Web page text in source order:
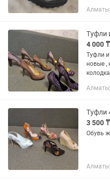
Туфли
Алматы,
Туфли
4 000 ₸
Туфли
новые ,
колодка
Алматы,
Туфли
3 500 ₸
Обувь
Алматы,